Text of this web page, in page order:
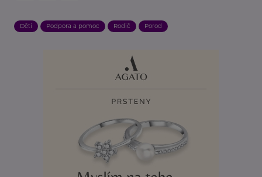
Děti Podpora a pomoc Rodič Porod